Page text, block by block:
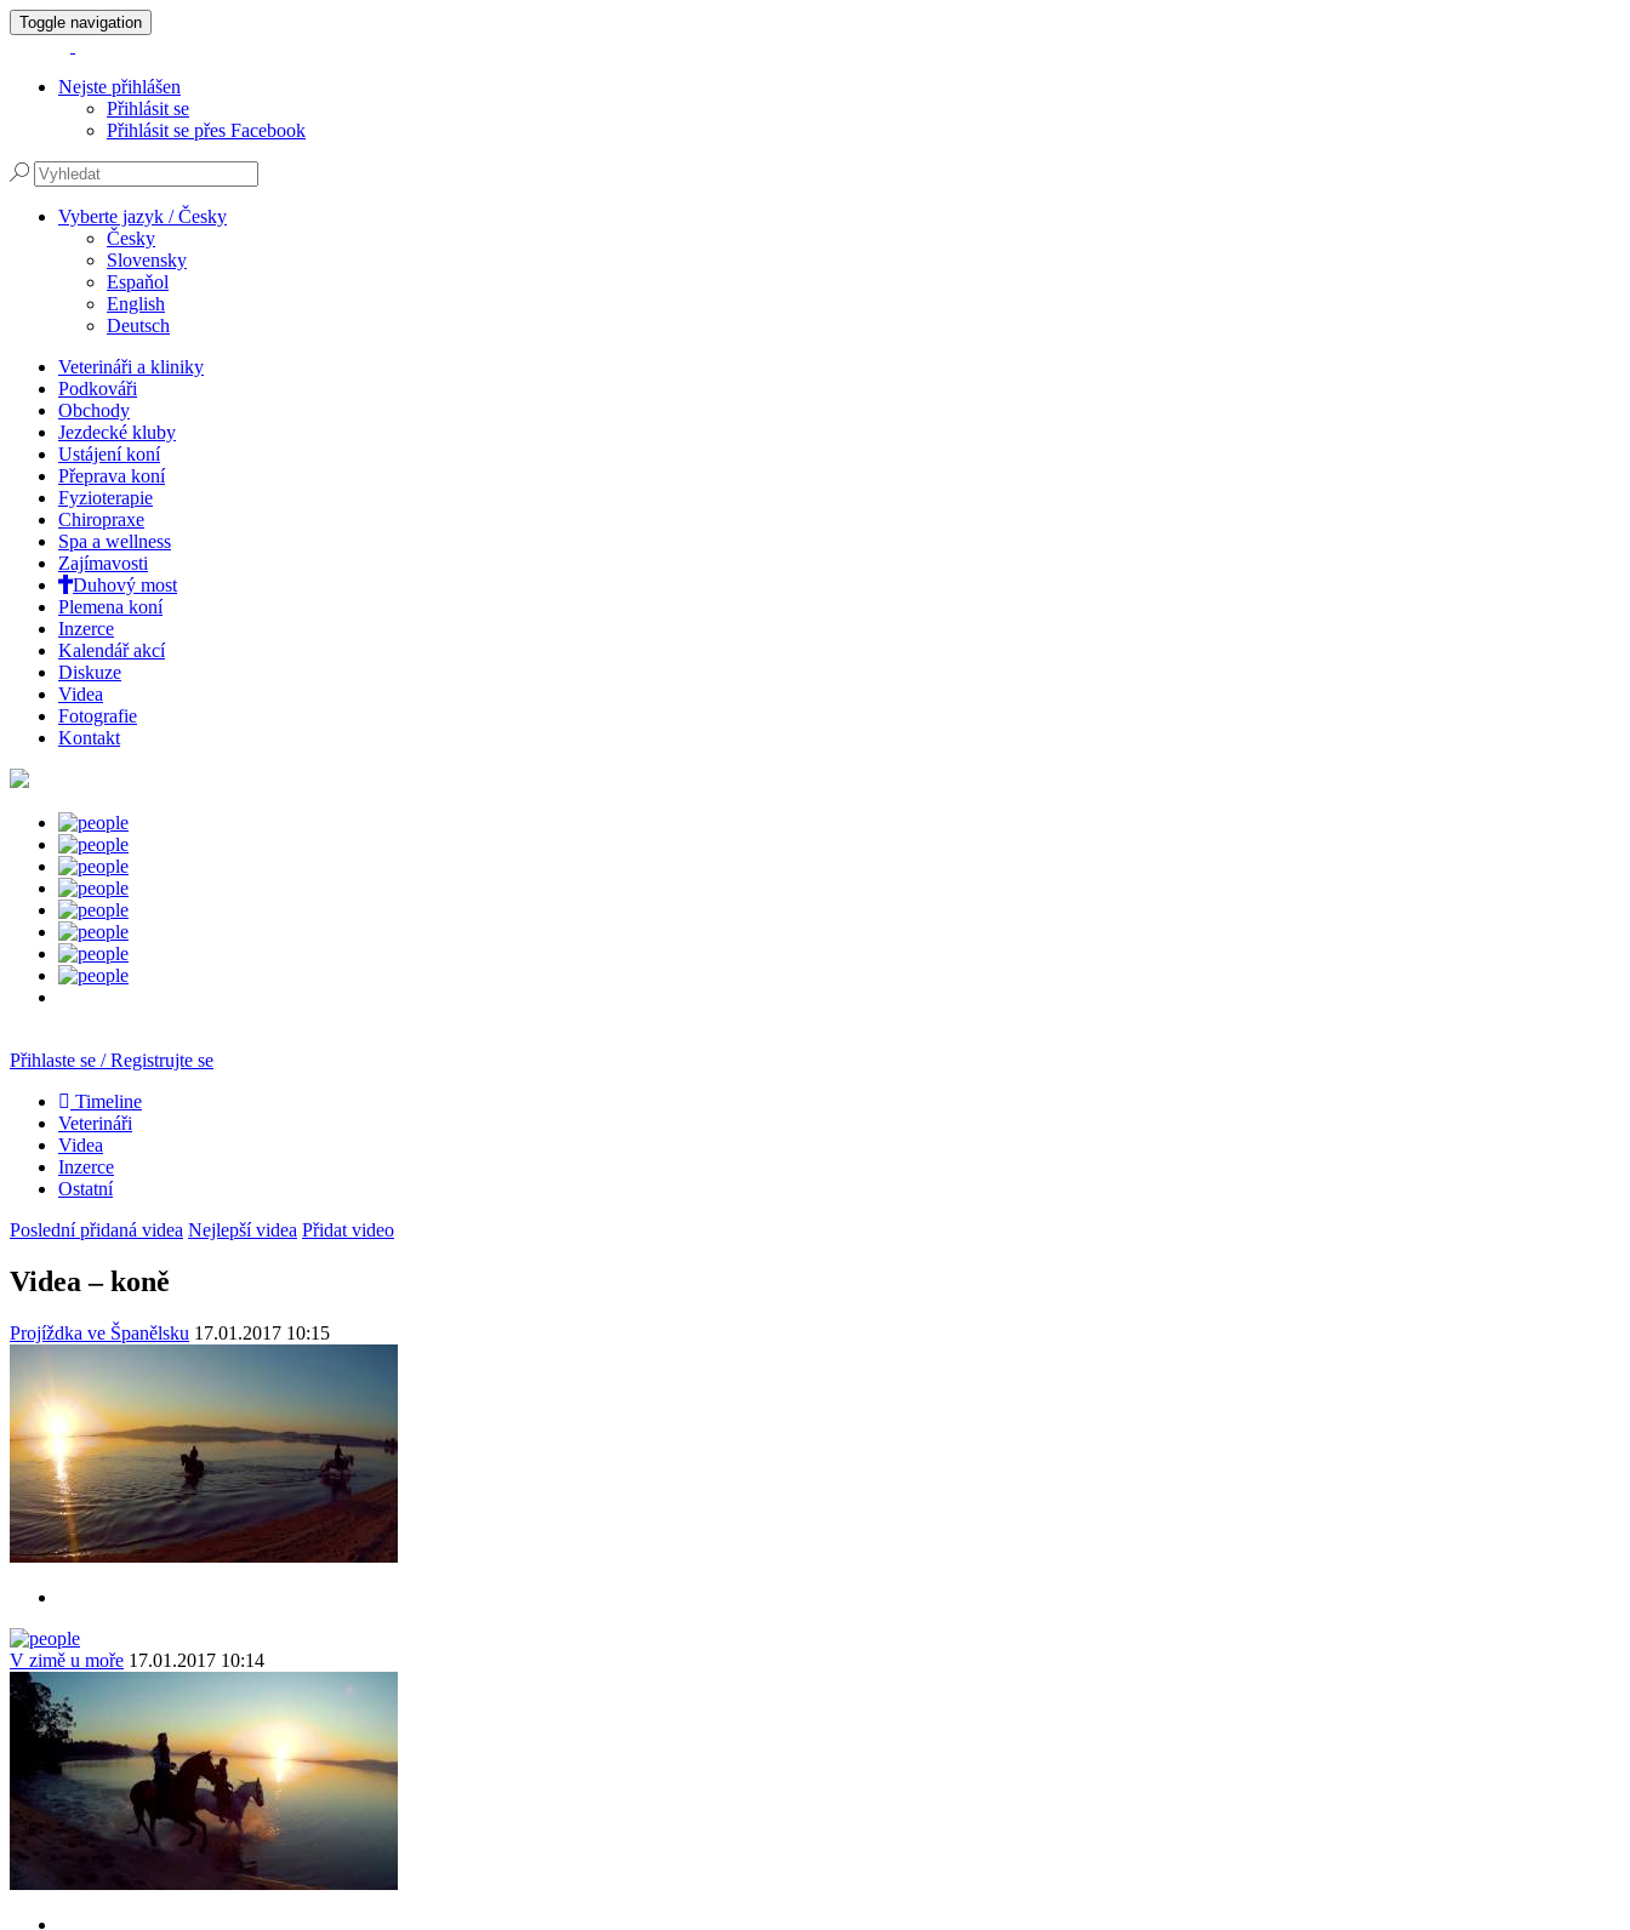
Toggle navigation
Nejste přihlášen
Přihlásit se
Přihlásit se přes Facebook
Vyberte jazyk / Česky
Česky
Slovensky
Espaňol
English
Deutsch
Veterináři a kliniky
Podkováři
Obchody
Jezdecké kluby
Ustájení koní
Přeprava koní
Fyzioterapie
Chiropraxe
Spa a wellness
Zajímavosti
Duhový most
Plemena koní
Inzerce
Kalendář akcí
Diskuze
Videa
Fotografie
Kontakt
Přihlaste se / Registrujte se
Timeline
Veterináři
Videa
Inzerce
Ostatní
Poslední přidaná videa Nejlepší videa Přidat video
Videa – koně
Projíždka ve Španělsku 17.01.2017 10:15
V zimě u moře 17.01.2017 10:14